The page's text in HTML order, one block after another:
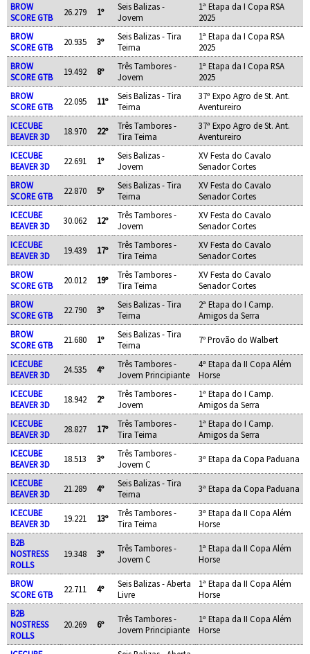
BROW
SCORE GTB
26.279 1º
Seis Balizas -
Jovem
1ª Etapa da I Copa RSA
2025
BROW
SCORE GTB
20.935 3º
Seis Balizas - Tira
Teima
1ª Etapa da I Copa RSA
2025
BROW
SCORE GTB
19.492 8º
Três Tambores -
Jovem
1ª Etapa da I Copa RSA
2025
BROW
SCORE GTB
22.095 11º
Seis Balizas - Tira
Teima
37ª Expo Agro de St. Ant.
Aventureiro
ICECUBE
BEAVER 3D
18.970 22º
Três Tambores -
Tira Teima
37ª Expo Agro de St. Ant.
Aventureiro
ICECUBE
BEAVER 3D
22.691 1º
Seis Balizas -
Jovem
XV Festa do Cavalo
Senador Cortes
BROW
SCORE GTB
22.870 5º
Seis Balizas - Tira
Teima
XV Festa do Cavalo
Senador Cortes
ICECUBE
BEAVER 3D
30.062 12º
Três Tambores -
Jovem
XV Festa do Cavalo
Senador Cortes
ICECUBE
BEAVER 3D
19.439 17º
Três Tambores -
Tira Teima
XV Festa do Cavalo
Senador Cortes
BROW
SCORE GTB
20.012 19º
Três Tambores -
Tira Teima
XV Festa do Cavalo
Senador Cortes
BROW
SCORE GTB
22.790 3º
Seis Balizas - Tira
Teima
2ª Etapa do I Camp.
Amigos da Serra
BROW
SCORE GTB
21.680 1º
Seis Balizas - Tira
Teima
7º Provão do Walbert
ICECUBE
BEAVER 3D
24.535 4º
Três Tambores -
Jovem Principiante
4ª Etapa da II Copa Além
Horse
ICECUBE
BEAVER 3D
18.942 2º
Três Tambores -
Jovem
1ª Etapa do I Camp.
Amigos da Serra
ICECUBE
BEAVER 3D
28.827 17º
Três Tambores -
Tira Teima
1ª Etapa do I Camp.
Amigos da Serra
ICECUBE
BEAVER 3D
18.513 3º
Três Tambores -
Jovem C
3ª Etapa da Copa Paduana
ICECUBE
BEAVER 3D
21.289 4º
Seis Balizas - Tira
Teima
3ª Etapa da Copa Paduana
ICECUBE
BEAVER 3D
19.221 13º
Três Tambores -
Tira Teima
3ª Etapa da II Copa Além
Horse
B2B
NOSTRESS
ROLLS
19.348 3º
Três Tambores -
Jovem C
1ª Etapa da II Copa Além
Horse
BROW
SCORE GTB
22.711 4º
Seis Balizas - Aberta
Livre
1ª Etapa da II Copa Além
Horse
B2B
NOSTRESS
ROLLS
20.269 6º
Três Tambores -
Jovem Principiante
1ª Etapa da II Copa Além
Horse